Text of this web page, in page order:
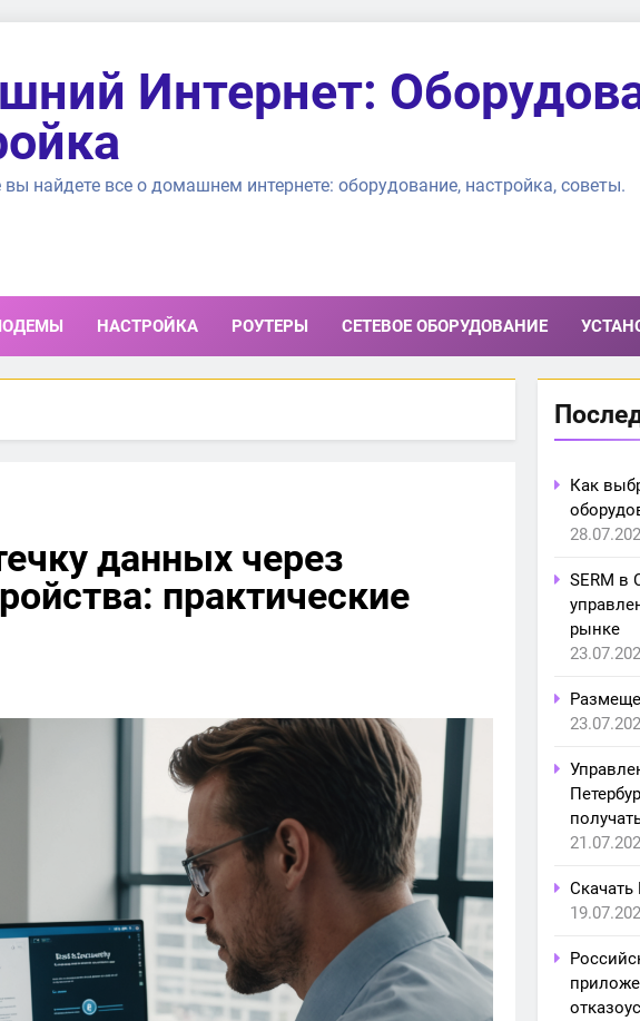
Интернет:
найдете все о домашнем интернете: оборудование, настройка, советы.
НАСТРОЙКА РОУТЕРЫ СЕТЕВОЕ ОБОРУДОВАНИЕ
данных через
практические
Как
SERM в
рынке